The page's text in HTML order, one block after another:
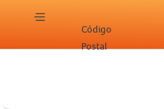
Código
Postal